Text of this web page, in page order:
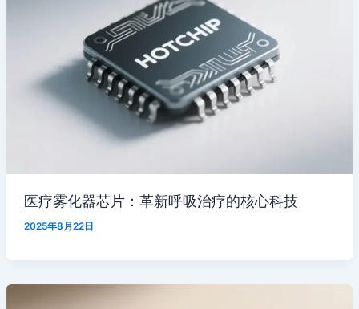
医疗雾化器芯片：革新呼吸治疗的核心科技
2025年8月22日